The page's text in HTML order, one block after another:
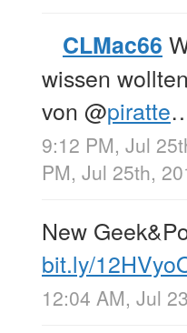
CLMac66
wissen
von @piratte
9:12 PM, Jul
PM, Jul 25th,
New
bit.ly/
12:04 AM, Jul